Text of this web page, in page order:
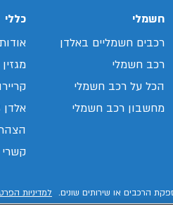
חשמלי
רכבים חשמליים באלדן
רכב חשמלי
הכל על רכב חשמלי
מחשבון רכב חשמלי
כללי
אלדן B2B
הרכבים או שירותים שונים. למדיניות